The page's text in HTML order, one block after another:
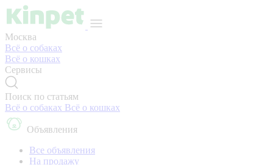
Москва
Всё о собаках
Всё о кошках
Сервисы
Поиск по статьям
Всё о собаках Всё о кошках
Объявления
Все объявления
На продажу